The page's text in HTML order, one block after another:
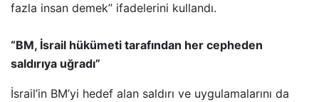
fazla insan demek” ifadelerini kullandı.
“BM, İsrail hükümeti tarafından her cepheden
saldırıya uğradı”
İsrail’in BM’yi hedef alan saldırı ve uygulamalarını da